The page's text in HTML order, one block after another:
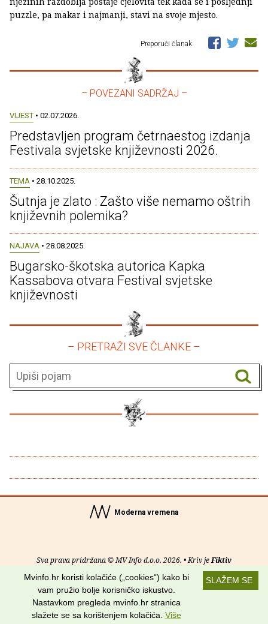
puzzle, pa makar i najmanji, stavi na svoje mjesto.
Preporuči članak
– POVEZANI SADRŽAJ –
VIJEST • 02.07.2026.
Predstavljen program četrnaestog izdanja
Festivala svjetske književnosti 2026.
TEMA • 28.10.2025.
Šutnja je zlato : Zašto više nemamo oštrih
književnih polemika?
NAJAVA • 28.08.2025.
Bugarsko-škotska autorica Kapka
Kassabova otvara Festival svjetske
književnosti
– PRETRAŽI SVE ČLANKE –
Moderna vremena
Sva prava pridržana © MV Info d.o.o. 2026. • Kriv jeFiktiv
Uvjeti korištenja RSS kanali
Potraži nas na:
SLAŽEM SE
Mvinfo.hr koristi kolačiće („cookies“) kako bi
vam pružio bolje korisničko iskustvo.
Nastavkom pregleda mvinfo.hr stranica
slažete se sa korištenjem kolačića. Više